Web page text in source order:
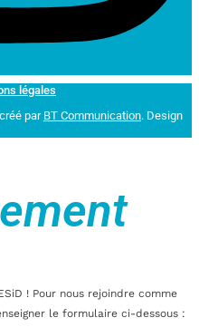
légales
par BT Communication. Design
! Pour nous rejoindre comme
le formulaire ci-dessous :